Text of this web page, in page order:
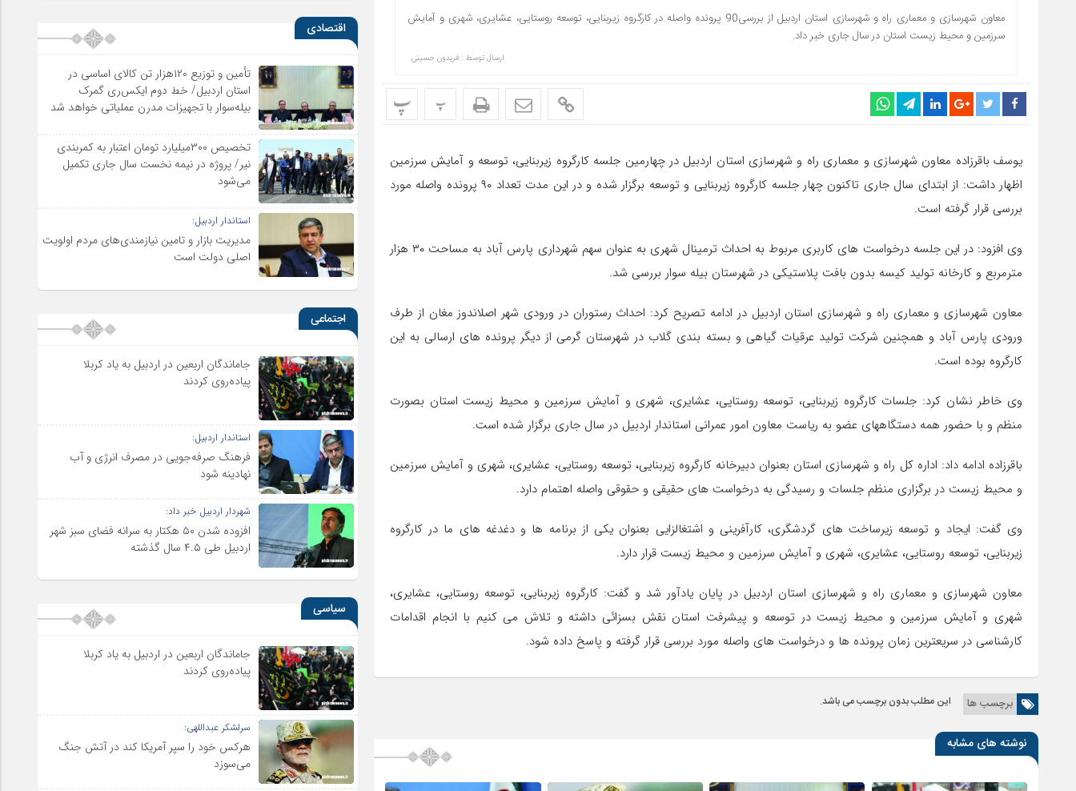
معاون شهرسازی و معماری راه و شهرسازی استان اردبیل از بررسی90 پرونده واصله در کارگروه زیربنایی، توسعه روستایی، عشایری، شهری و آمایش
سرزمین و محیط زیست استان در سال جاری خبر داد.
ارسال توسط : فریدون حسینی
پ پ
یوسف باقرزاده معاون شهرسازی و معماری راه و شهرسازی استان اردبیل در چهارمین جلسه کارگروه زیربنایی، توسعه و آمایش سرزمین
اظهار داشت: از ابتدای سال جاری تاکنون چهار جلسه کارگروه زیربنایی و توسعه برگزار شده و در این مدت تعداد ۹۰ پرونده واصله مورد
بررسی قرار گرفته است.
وی افزود: در این جلسه درخواست های کاربری مربوط به احداث ترمینال شهری به عنوان سهم شهرداری پارس آباد به مساحت ۳۰ هزار
مترمربع و کارخانه تولید کیسه بدون بافت پلاستیکی در شهرستان بیله سوار بررسی شد.
معاون شهرسازی و معماری راه و شهرسازی استان اردبیل در ادامه تصریح کرد: احداث رستوران در ورودی شهر اصلاندوز مغان از طرف
ورودی پارس آباد و همچنین شرکت تولید عرقیات گیاهی و بسته بندی گلاب در شهرستان گرمی از دیگر پرونده های ارسالی به این
کارگروه بوده است.
وی خاطر نشان کرد: جلسات کارگروه زیربنایی، توسعه روستایی، عشایری، شهری و آمایش سرزمین و محیط زیست استان بصورت
منظم و با حضور همه دستگاههای عضو به ریاست معاون امور عمرانی استاندار اردبیل در سال جاری برگزار شده است.
باقرزاده ادامه داد: اداره کل راه و شهرسازی استان بعنوان دبیرخانه کارگروه زیربنایی، توسعه روستایی، عشایری، شهری و آمایش سرزمین
و محیط زیست در برگزاری منظم جلسات و رسیدگی به درخواست های حقیقی و حقوقی واصله اهتمام دارد.
وی گفت: ایجاد و توسعه زیرساخت های گردشگری، کارآفرینی و اشتغالزایی بعنوان یکی از برنامه ها و دغدغه های ما در کارگروه
زیربنایی، توسعه روستایی، عشایری، شهری و آمایش سرزمین و محیط زیست قرار دارد.
معاون شهرسازی و معماری راه و شهرسازی استان اردبیل در پایان یادآور شد و گفت: کارگروه زیربنایی، توسعه روستایی، عشایری،
شهری و آمایش سرزمین و محیط زیست در توسعه و پیشرفت استان نقش بسزائی داشته و تلاش می کنیم با انجام اقدامات
کارشناسی در سریعترین زمان پرونده ها و درخواست های واصله مورد بررسی قرار گرفته و پاسخ داده شود.
برچسب ها این مطلب بدون برچسب می باشد.
نوشته های مشابه
اقتصادی
تأمین و توزیع ۱۲۰هزار تن کالای اساسی در
استان اردبیل/ خط دوم ایکس‌ری گمرک
بیله‌سوار با تجهیزات مدرن عملیاتی خواهد شد
تخصیص ۳۰۰میلیارد تومان اعتبار به کمربندی
نیر/ پروژه در نیمه نخست سال جاری تکمیل
می‌شود
استاندار اردبیل:
مدیریت بازار و تامین نیازمندی‌های مردم اولویت‌
اصلی دولت است
اجتماعی
جاماندگان اربعین در اردبیل به یاد کربلا
پیاده‌روی کردند
استاندار اردبیل:
فرهنگ صرفه‌جویی در مصرف انرژی و آب
نهادینه شود
شهردار اردبیل خبر داد:
افزوده شدن ۵۰ هکتار به سرانه فضای سبز شهر
اردبیل طی ۴.۵ سال گذشته
سیاسی
جاماندگان اربعین در اردبیل به یاد کربلا
پیاده‌روی کردند
سرلشکر عبداللهی:
هرکس خود را سپر آمریکا کند در آتش جنگ
می‌سوزد